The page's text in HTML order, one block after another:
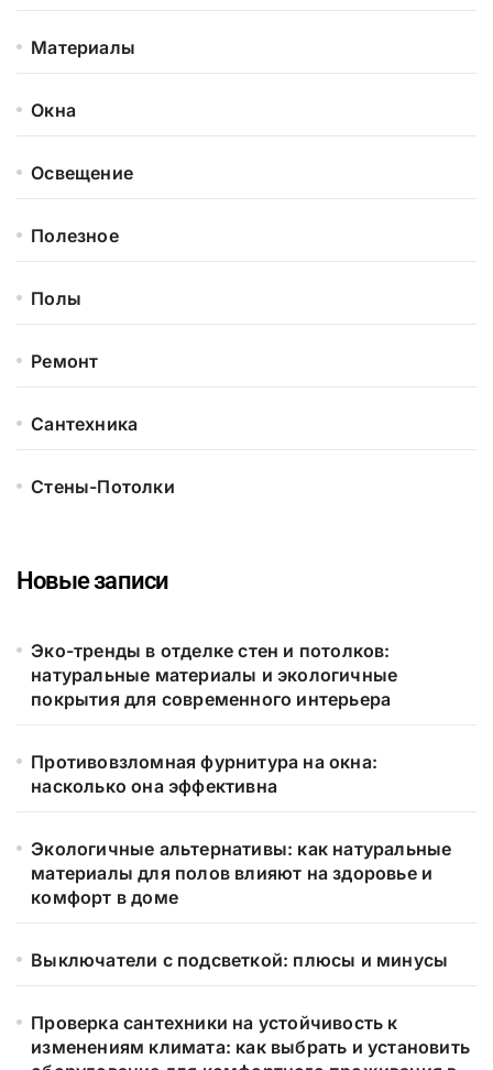
Материалы
Окна
Освещение
Полезное
Полы
Ремонт
Сантехника
Стены-Потолки
Новые записи
Эко-тренды в отделке стен и потолков:
натуральные материалы и экологичные
покрытия для современного интерьера
Противовзломная фурнитура на окна:
насколько она эффективна
Экологичные альтернативы: как натуральные
материалы для полов влияют на здоровье и
комфорт в доме
Выключатели с подсветкой: плюсы и минусы
Проверка сантехники на устойчивость к
изменениям климата: как выбрать и установить